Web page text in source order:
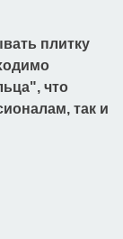
плитку
что
так и